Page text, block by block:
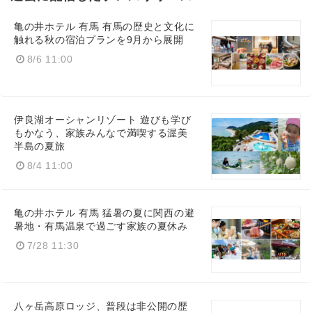
亀の井ホテル 有馬 有馬の歴史と文化に
触れる秋の宿泊プランを9月から展開
8/6 11:00
伊良湖オーシャンリゾート 遊びも学び
もかなう、家族みんなで満喫する渥美
半島の夏旅
8/4 11:00
亀の井ホテル 有馬 猛暑の夏に関西の避
暑地・有馬温泉で過ごす家族の夏休み
7/28 11:30
八ヶ岳高原ロッジ、普段は非公開の歴
Japanese
English